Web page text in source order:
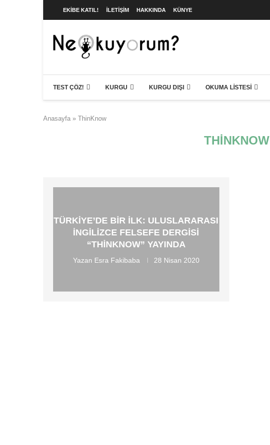
EKIBE KATIL! İLETIŞIM HAKKINDA KÜNYE
TEST ÇÖZ! KURGU KURGU DIŞI OKUMA LISTESI
Anasayfa » ThinKnow
THINKNOW
TÜRKIYE’DE BIR ILK: ULUSLARARASI
İNGILIZCE FELSEFE DERGISI
“THINKNOW” YAYINDA
Yazan Esra Fakibaba 28 Nisan 2020